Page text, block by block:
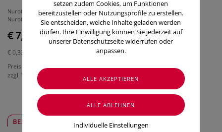
Nurofen 200mg Dragees – speziell bei Kopfschmerzen.
Nurofen – Findet den Schmerz. Wirkt gezielt.
€ 7,95
€ 0,33
Preis inkl. MwSt.
zzgl. Versandkosten
BESCHREIBUNG SICHER & REGIONAL
setzen zudem Cookies, um Funktionen
bereitzustellen oder Nutzungsprofile zu erstellen.
Sie entscheiden, welche Inhalte geladen werden
dürfen. Ihre Einwilligung können Sie jederzeit auf
unserer Datenschutzseite widerrufen oder
anpassen.
Individuelle Einstellungen